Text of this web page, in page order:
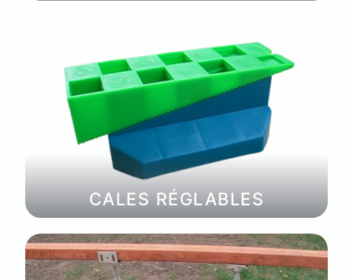
CALES RÉGLABLES